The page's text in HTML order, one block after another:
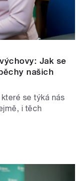
Jak se
našich
se týká nás
i těch